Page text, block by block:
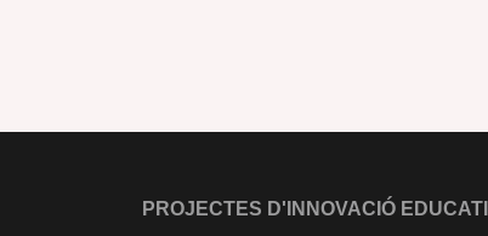
PROJECTES D'INNOVACIÓ